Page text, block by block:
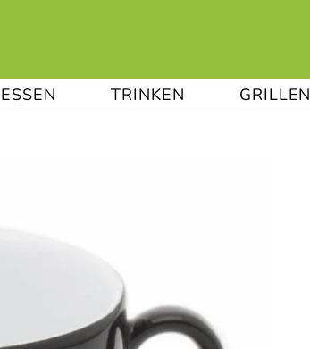
TRINKEN GRILLEN